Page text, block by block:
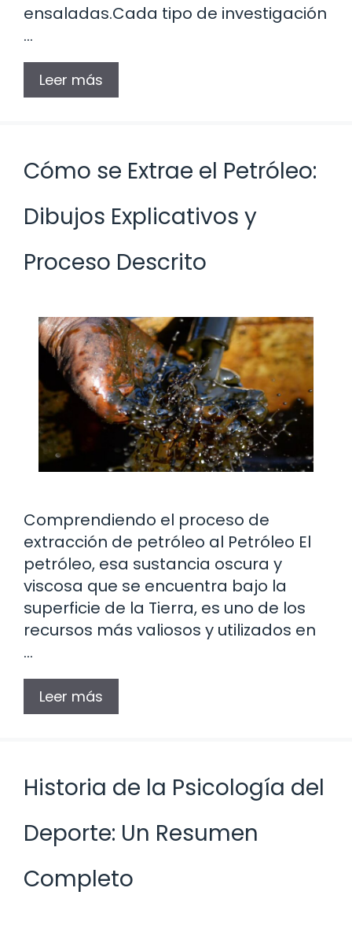
ensaladas.Cada tipo de investigación
…
Leer más
Cómo se Extrae el Petróleo:
Dibujos Explicativos y
Proceso Descrito
Comprendiendo el proceso de
extracción de petróleo al Petróleo El
petróleo, esa sustancia oscura y
viscosa que se encuentra bajo la
superficie de la Tierra, es uno de los
recursos más valiosos y utilizados en
…
Leer más
Historia de la Psicología del
Deporte: Un Resumen
Completo